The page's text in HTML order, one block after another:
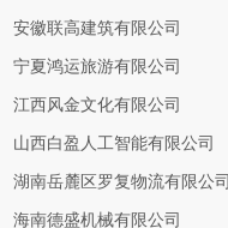
安徽联高建筑有限公司
宁夏鸿运旅游有限公司
江西风金文化有限公司
山西白盈人工智能有限公司
湖南岳麓区罗复物流有限公司
海南德盛机械有限公司